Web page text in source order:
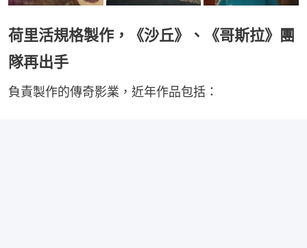
荷里活規格製作，《沙丘》、《哥斯拉》團
隊再出手
負責製作的傳奇影業，近年作品包括：